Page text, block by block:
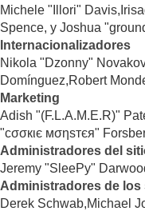
Michele "Illori"
Spence, y Joshua
Internacionalizadores
Nikola "Dzonny"
Domínguez,Robert
Marketing
Adish "(F.L.A.M.E.R)"
"cσσкιє мσηѕтєя"
Administradores del
Jeremy "SleePy"
Administradores de los
Derek Schwab,Michael